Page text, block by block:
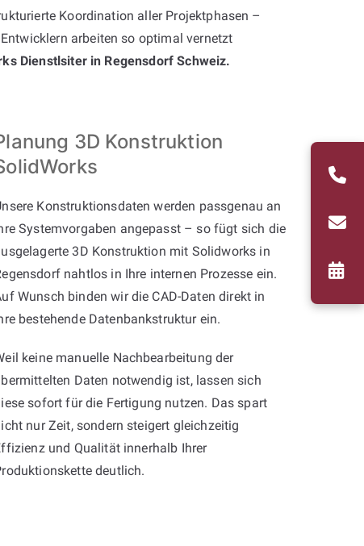
Koordination aller Projektphasen –
arbeiten so optimal vernetzt
Dienstlsiter in Regensdorf Schweiz.
3D Konstruktion
Konstruktionsdaten werden passgenau an
Systemvorgaben angepasst – so fügt sich die
3D Konstruktion mit Solidworks in
nahtlos in Ihre internen Prozesse ein.
Wunsch binden wir die CAD-Daten direkt in
bestehende Datenbankstruktur ein.
keine manuelle Nachbearbeitung der
Daten notwendig ist, lassen sich
sofort für die Fertigung nutzen. Das spart
nur Zeit, sondern steigert gleichzeitig
und Qualität innerhalb Ihrer
deutlich.